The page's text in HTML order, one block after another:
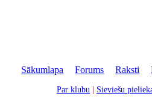
Sākumlapa |Forums |Raksti |
Par klubu Sieviešu